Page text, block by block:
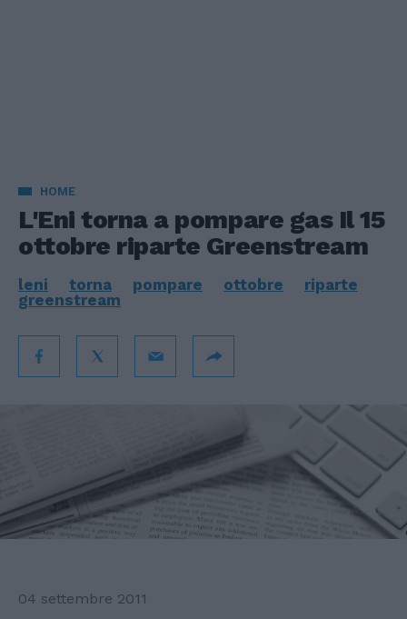
HOME
L'Eni torna a pompare gas Il 15
ottobre riparte Greenstream
leni torna pompare ottobre
riparte
greenstream
04 settembre 2011